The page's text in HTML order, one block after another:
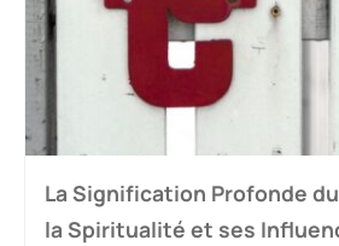
La Signification Profonde
la Spiritualité et ses